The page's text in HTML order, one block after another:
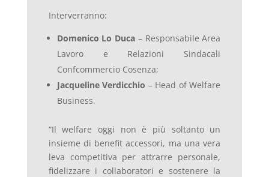
Interverranno:
Domenico Lo Duca – Responsabile Area
Lavoro e Relazioni Sindacali
Confcommercio Cosenza;
Jacqueline Verdicchio – Head of Welfare
Business.
“Il welfare oggi non è più soltanto un
insieme di benefit accessori, ma una vera
leva competitiva per attrarre personale,
fidelizzare i collaboratori e sostenere la